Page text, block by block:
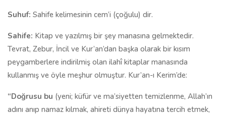
Suhuf: Sahife kelimesinin cem’i (çoğulu) dir.
Sahife: Kitap ve yazılmış bir şey manasına gelmektedir.
Tevrat, Zebur, İncil ve Kur’an’dan başka olarak bir kısım
peygamberlere indirilmiş olan ilahî kitaplar manasında
kullanmış ve öyle meşhur olmuştur. Kur’an-ı Kerim’de:
“Doğrusu bu (yeni; küfür ve ma’siyetten temizlenme, Allah’ın
adını anıp namaz kılmak, ahireti dünya hayatına tercih etmek,